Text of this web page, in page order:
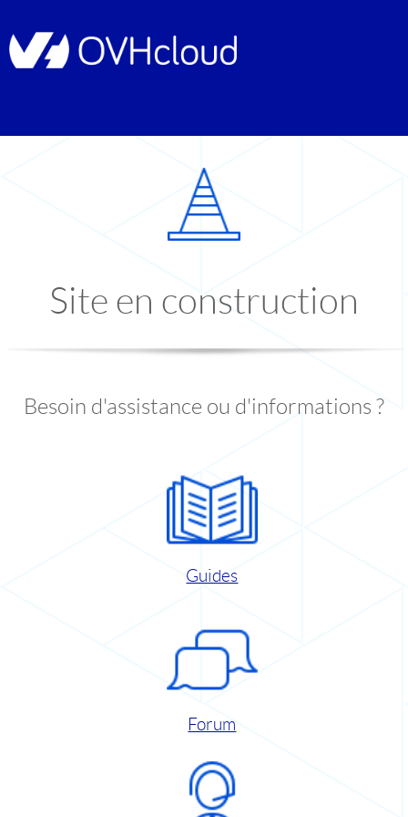
Site en construction
Besoin d'assistance ou d'informations ?
Guides
Forum